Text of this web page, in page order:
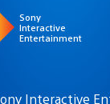
Sony
Interactive
Entertainment
Interactive